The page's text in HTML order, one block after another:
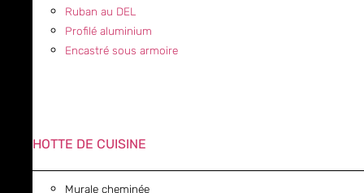
Ruban au DEL
Profilé aluminium
Encastré sous armoire
HOTTE DE CUISINE
Murale cheminée